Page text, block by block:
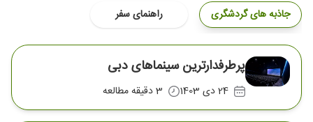
جاذبه های گردشگری راهنمای سفر
پرطرفدارترین سینماهای دبی
24 دی 1403 3 دقیقه مطالعه